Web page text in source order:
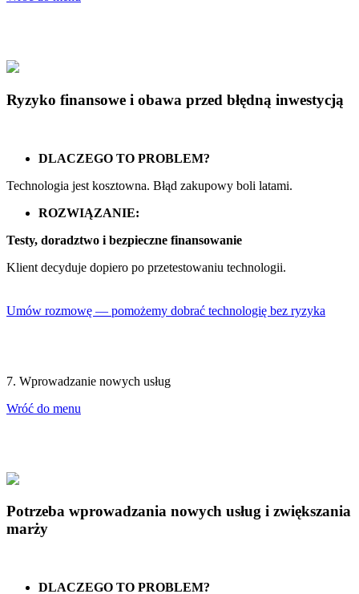
Ryzyko finansowe i obawa przed błędną inwestycją
DLACZEGO TO PROBLEM?
Technologia jest kosztowna. Błąd zakupowy boli latami.
ROZWIĄZANIE:
Testy, doradztwo i bezpieczne finansowanie
Klient decyduje dopiero po przetestowaniu technologii.
Umów rozmowę — pomożemy dobrać technologię bez ryzyka
7. Wprowadzanie nowych usług
Wróć do menu
Potrzeba wprowadzania nowych usług i zwiększania
marży
DLACZEGO TO PROBLEM?